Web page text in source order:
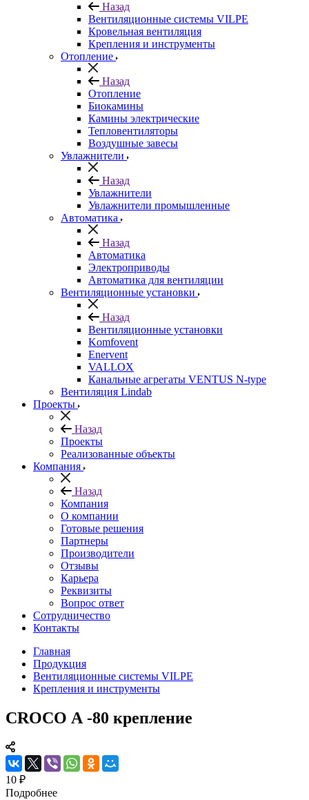
Назад
Вентиляционные системы VILPE
Кровельная вентиляция
Крепления и инструменты
Отопление
Назад
Отопление
Биокамины
Камины электрические
Тепловентиляторы
Воздушные завесы
Увлажнители
Назад
Увлажнители
Увлажнители промышленные
Автоматика
Назад
Автоматика
Электроприводы
Автоматика для вентиляции
Вентиляционные установки
Назад
Вентиляционные установки
Komfovent
Enervent
VALLOX
Канальные агрегаты VENTUS N-type
Вентиляция Lindab
Проекты
Назад
Проекты
Реализованные объекты
Компания
Назад
Компания
О компании
Готовые решения
Партнеры
Производители
Отзывы
Карьера
Реквизиты
Вопрос ответ
Сотрудничество
Контакты
Главная
Продукция
Вентиляционные системы VILPE
Крепления и инструменты
CROCO А -80 крепление
10 ₽
Подробнее